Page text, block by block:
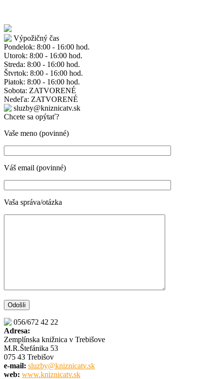
Výpožičný čas
Pondelok: 8:00 - 16:00 hod.
Utorok: 8:00 - 16:00 hod.
Streda: 8:00 - 16:00 hod.
Štvrtok: 8:00 - 16:00 hod.
Piatok: 8:00 - 16:00 hod.
Sobota: ZATVORENÉ
Nedeľa: ZATVORENÉ
sluzby@kniznicatv.sk
Chcete sa opýtať?
Vaše meno (povinné)
Váš email (povinné)
Vaša správa/otázka
056/672 42 22
Adresa:
Zemplínska knižnica v Trebišove
M.R.Štefánika 53
075 43 Trebišov
e-mail: sluzby@kniznicatv.sk
web: www.kniznicatv.sk